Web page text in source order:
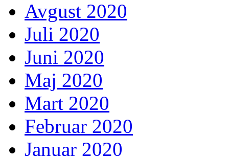
Avgust 2020
Juli 2020
Juni 2020
Maj 2020
Mart 2020
Februar 2020
Januar 2020